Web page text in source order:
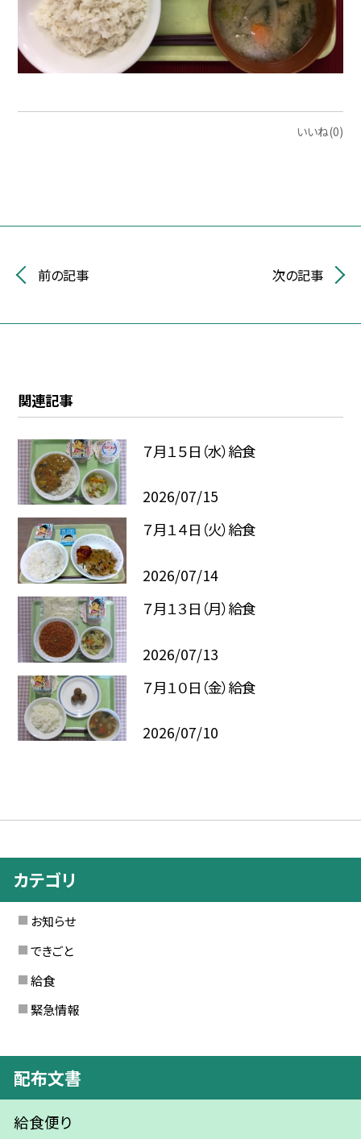
いいね(0)
前の記事 次の記事
関連記事
７月１５日（水）給食
2026/07/15
７月１４日（火）給食
2026/07/14
７月１３日（月）給食
2026/07/13
７月１０日（金）給食
2026/07/10
カテゴリ
お知らせ
できごと
給食
緊急情報
配布文書
給食便り